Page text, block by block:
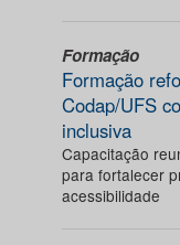
Formação
Formação
Codap/UFS
inclusiva
Capacitação
para fortalecer
acessibilidade